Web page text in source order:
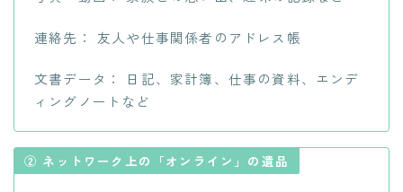
連絡先： 友人や仕事関係者のアドレス帳
文書データ： 日記、家計簿、仕事の資料、エンデ
ィングノートなど
② ネットワーク上の「オンライン」の遺品